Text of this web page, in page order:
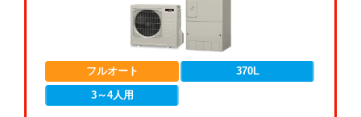
フルオート
370L
3～4人用